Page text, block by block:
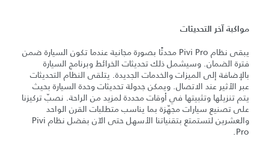
مواكبة آخر التحديثات
يبقى نظام Pivi Pro محدثًا بصورة مجانية عندما تكون السيارة ضمن
فترة الضمان. وسيشمل ذلك تحديثات الخرائط وبرنامج السيارة
بالإضافة إلى الميزات والخدمات الجديدة. يتلقى النظام التحديثات
عبر الأثير عند الاتصال. ويمكن جدولة تحديثات وحدة السيارة بحيث
يتم تنزيلها وتثبيتها في أوقات محددة لمزيد من الراحة. نصبّ تركيزنا
على تصنيع سيارات مجهّزة بما يناسب متطلبات القرن الواحد
والعشرين لتستمتع بتقنياتنا الأسهل حتى الآن بفضل نظام Pivi
Pro.